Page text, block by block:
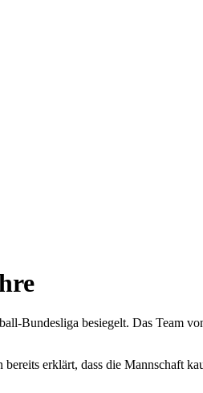
Bundesliga besiegelt. Das Team
erklärt, dass die Mannschaft